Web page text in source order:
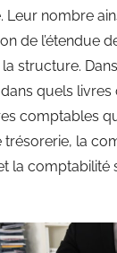
Leur nombre
de l’étendue
structure.
quels
comptables
la
la comptabilité